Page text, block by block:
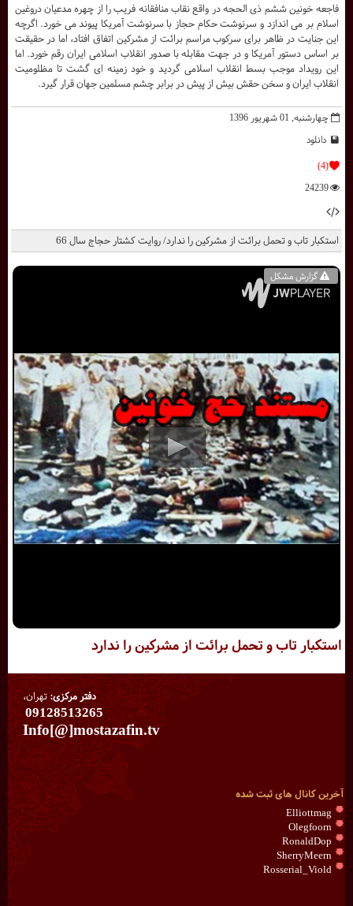
استکبار تاب و تحمل برائت از مشرکین را ندارد
گزارش مشکل
استکبار تاب و تحمل برائت از مشرکین را ندارد/ روایت کشتار حجاج سال 66
چهارشنبه, 01 شهریور 1396
دانلود
(4)
24239
فاجعه خونین ششم ذی الحجه در واقع نقاب منافقانه فریب را از چهره مدعیان دروغین
اسلام بر می اندازد و سرنوشت حکام حجاز با سرنوشت آمریکا پیوند می خورد. اگرچه
این جنایت در ظاهر برای سرکوب مراسم برائت از مشرکین اتفاق افتاد، اما در حقیقت
بر اساس دستور آمریکا و در جهت مقابله با صدور انقلاب اسلامی ایران رقم خورد. اما
این رویداد موجب بسط انقلاب اسلامی گردید و خود زمینه ای گشت تا مظلومیت
انقلاب ایران و سخن حقش بیش از پیش در برابر چشم مسلمین جهان قرار گیرد.
دفتر مرکزی:تهران،
09128513265
Info[@]mostazafin.tv
آخرین کانال های ثبت شده
Elliottmag
Olegfoorn
RonaldDop
SherryMeern
Rosserial_Viold